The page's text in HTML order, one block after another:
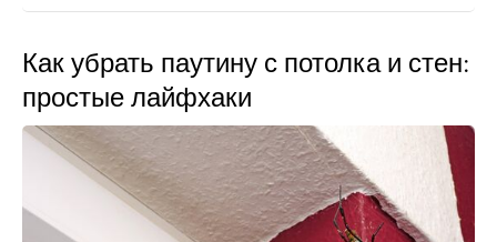
Как убрать паутину с потолка и стен:
простые лайфхаки